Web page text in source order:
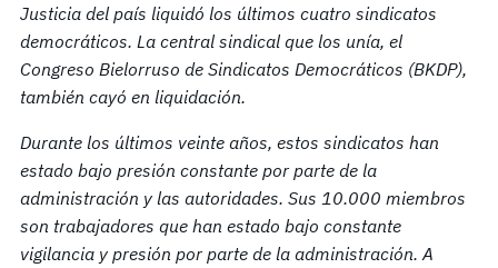
Justicia del país liquidó los últimos cuatro sindicatos
democráticos. La central sindical que los unía, el
Congreso Bielorruso de Sindicatos Democráticos (BKDP),
también cayó en liquidación.
Durante los últimos veinte años, estos sindicatos han
estado bajo presión constante por parte de la
administración y las autoridades. Sus 10.000 miembros
son trabajadores que han estado bajo constante
vigilancia y presión por parte de la administración. A